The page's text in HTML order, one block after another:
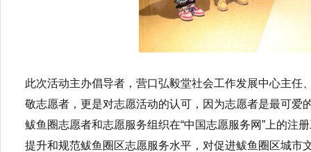
此次活动主办倡导者，营口弘毅堂社会工作发展中心主
敬志愿者，更是对志愿活动的认可，因为志愿者是最可
鲅鱼圈志愿者和志愿服务组织在“中国志愿服务网”上的注
提升和规范鲅鱼圈区志愿服务水平，对促进鲅鱼圈区城市